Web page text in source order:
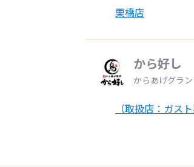
栗橋店
から好し
からあげグラ
（取扱店：ガスト